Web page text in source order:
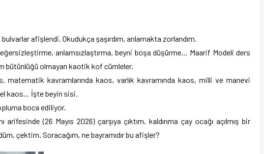
afişlendi. Okudukça şaşırdım, anlamakta zorlandım.
anlamsızlaştırma, beyni boşa düşürme… Maarif Modeli ders
bütünlüğü olmayan kaotik kof cümleler.
matematik kavramlarında kaos, varlık kavramında kaos, milli ve manevi
kaos… İşte beyin sisi.
boca ediliyor.
arifesinde (26 Mayıs 2026) çarşıya çıktım, kaldırıma çay ocağı açılmış bir
çektim. Soracağım, ne bayramıdır bu afişler?